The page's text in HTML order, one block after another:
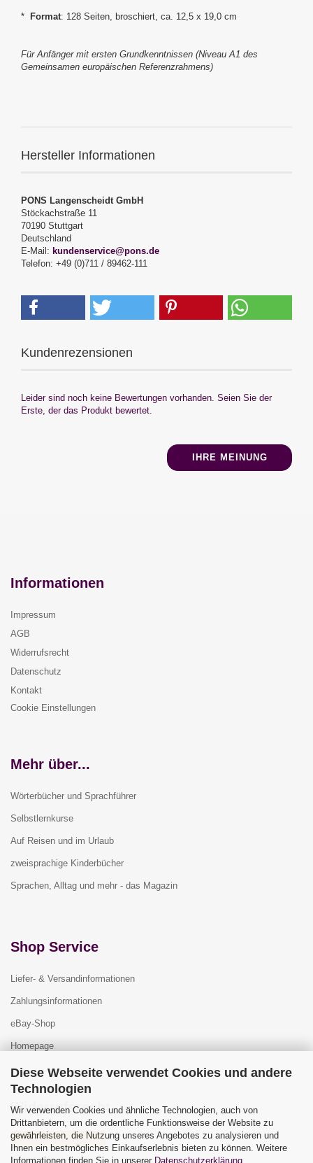
Diese Webseite verwendet Cookies und andere
Technologien
Wir verwenden Cookies und ähnliche Technologien, auch von
Drittanbietern, um die ordentliche Funktionsweise der Website zu
gewährleisten, die Nutzung unseres Angebotes zu analysieren und
Ihnen ein bestmögliches Einkaufserlebnis bieten zu können. Weitere
Informationen finden Sie in unserer Datenschutzerklärung
* Format: 128 Seiten, broschiert, ca. 12,5 x 19,0 cm
Für Anfänger mit ersten Grundkenntnissen (Niveau A1 des
Gemeinsamen europäischen Referenzrahmens)
Hersteller Informationen
PONS Langenscheidt GmbH
Stöckachstraße 11
70190 Stuttgart
Deutschland
E-Mail: kundenservice@pons.de
Telefon: +49 (0)711 / 89462-111
Kundenrezensionen
Leider sind noch keine Bewertungen vorhanden. Seien Sie der
Erste, der das Produkt bewertet.
IHRE MEINUNG
Informationen
Impressum
AGB
Widerrufsrecht
Datenschutz
Kontakt
Cookie Einstellungen
Mehr über...
Wörterbücher und Sprachführer
Selbstlernkurse
Auf Reisen und im Urlaub
zweisprachige Kinderbücher
Sprachen, Alltag und mehr - das Magazin
Shop Service
Liefer- & Versandinformationen
Zahlungsinformationen
eBay-Shop
Homepage
Widerrufsrecht
Vertrag widerrufen
Widerrufsbelehrung